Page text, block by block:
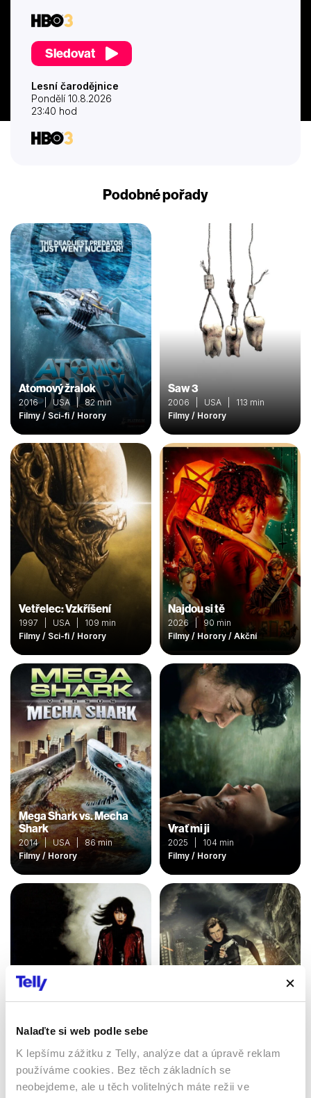
Nalaďte si web podle sebe
K lepšímu zážitku z Telly, analýze dat a úpravě reklam
používáme cookies. Bez těch základních se
neobejdeme, ale u těch volitelných máte režii ve
Sledovat
Lesní čarodějnice
Pondělí 10.8.2026
23:40 hod
Podobné pořady
Atomový žralok
2016 | USA | 82 min
Filmy / Sci-fi / Horory
Saw 3
2006 | USA | 113 min
Filmy / Horory
Vetřelec: Vzkříšení
1997 | USA | 109 min
Filmy / Sci-fi / Horory
Najdou si tě
2026 | 90 min
Filmy / Horory / Akční
Mega Shark vs. Mecha
Shark
2014 | USA | 86 min
Filmy / Horory
Vrať mi ji
2025 | 104 min
Filmy / Horory
Sasori
2007 | Japonsko | 101 min
Filmy / Horory / Akční
2012 | USA, Německo,
Francie, Kanada | 92 min
Filmy / Horory